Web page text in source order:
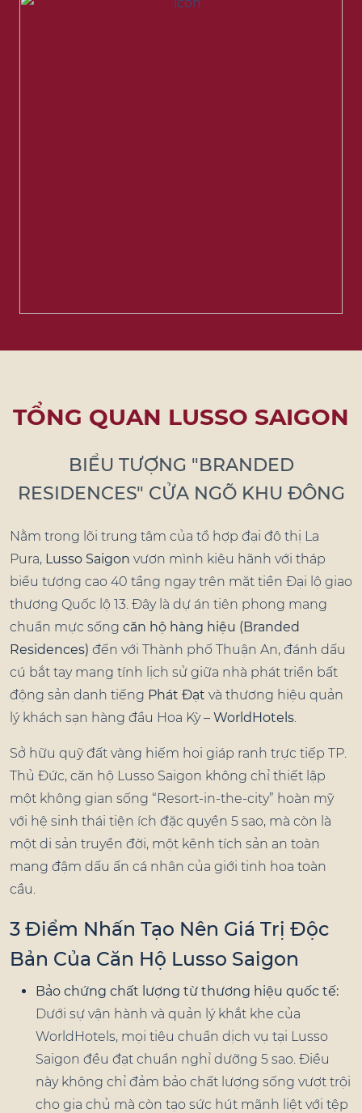
TỔNG QUAN LUSSO SAIGON
BIỂU TƯỢNG "BRANDED
RESIDENCES" CỬA NGÕ KHU ĐÔNG
Nằm trong lõi trung tâm của tổ hợp đại đô thị La
Pura, Lusso Saigon vươn mình kiêu hãnh với tháp
biểu tượng cao 40 tầng ngay trên mặt tiền Đại lộ giao
thương Quốc lộ 13. Đây là dự án tiên phong mang
chuẩn mực sống căn hộ hàng hiệu (Branded
Residences) đến với Thành phố Thuận An, đánh dấu
cú bắt tay mang tính lịch sử giữa nhà phát triển bất
động sản danh tiếng Phát Đạt và thương hiệu quản
lý khách sạn hàng đầu Hoa Kỳ – WorldHotels.
Sở hữu quỹ đất vàng hiếm hoi giáp ranh trực tiếp TP.
Thủ Đức, căn hộ Lusso Saigon không chỉ thiết lập
một không gian sống “Resort-in-the-city” hoàn mỹ
với hệ sinh thái tiện ích đặc quyền 5 sao, mà còn là
một di sản truyền đời, một kênh tích sản an toàn
mang đậm dấu ấn cá nhân của giới tinh hoa toàn
cầu.
3 Điểm Nhấn Tạo Nên Giá Trị Độc
Bản Của Căn Hộ Lusso Saigon
Bảo chứng chất lượng từ thương hiệu quốc tế:
Dưới sự vận hành và quản lý khắt khe của
WorldHotels, mọi tiêu chuẩn dịch vụ tại Lusso
Saigon đều đạt chuẩn nghỉ dưỡng 5 sao. Điều
này không chỉ đảm bảo chất lượng sống vượt trội
cho gia chủ mà còn tạo sức hút mãnh liệt với tệp